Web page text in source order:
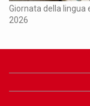
Giornata della lingua
2026